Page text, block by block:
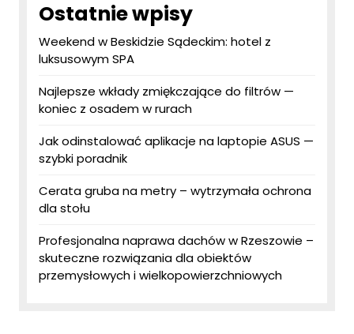
Ostatnie wpisy
Weekend w Beskidzie Sądeckim: hotel z
luksusowym SPA
Najlepsze wkłady zmiękczające do filtrów —
koniec z osadem w rurach
Jak odinstalować aplikacje na laptopie ASUS —
szybki poradnik
Cerata gruba na metry – wytrzymała ochrona
dla stołu
Profesjonalna naprawa dachów w Rzeszowie –
skuteczne rozwiązania dla obiektów
przemysłowych i wielkopowierzchniowych